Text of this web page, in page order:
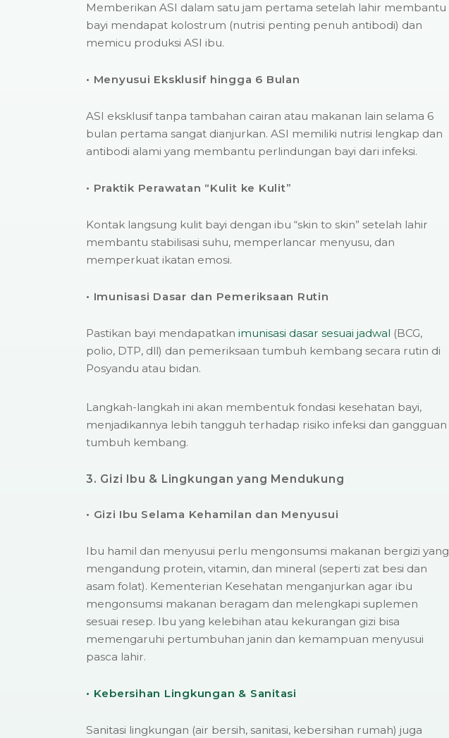
Memberikan ASI dalam satu jam pertama setelah lahir membantu
bayi mendapat kolostrum (nutrisi penting penuh antibodi) dan
memicu produksi ASI ibu.
• Menyusui Eksklusif hingga 6 Bulan
ASI eksklusif tanpa tambahan cairan atau makanan lain selama 6
bulan pertama sangat dianjurkan. ASI memiliki nutrisi lengkap dan
antibodi alami yang membantu perlindungan bayi dari infeksi.
• Praktik Perawatan “Kulit ke Kulit”
Kontak langsung kulit bayi dengan ibu “skin to skin” setelah lahir
membantu stabilisasi suhu, memperlancar menyusu, dan
memperkuat ikatan emosi.
• Imunisasi Dasar dan Pemeriksaan Rutin
Pastikan bayi mendapatkan imunisasi dasar sesuai jadwal (BCG,
polio, DTP, dll) dan pemeriksaan tumbuh kembang secara rutin di
Posyandu atau bidan.
Langkah-langkah ini akan membentuk fondasi kesehatan bayi,
menjadikannya lebih tangguh terhadap risiko infeksi dan gangguan
tumbuh kembang.
3. Gizi Ibu & Lingkungan yang Mendukung
• Gizi Ibu Selama Kehamilan dan Menyusui
Ibu hamil dan menyusui perlu mengonsumsi makanan bergizi yang
mengandung protein, vitamin, dan mineral (seperti zat besi dan
asam folat). Kementerian Kesehatan menganjurkan agar ibu
mengonsumsi makanan beragam dan melengkapi suplemen
sesuai resep. Ibu yang kelebihan atau kekurangan gizi bisa
memengaruhi pertumbuhan janin dan kemampuan menyusui
pasca lahir.
• Kebersihan Lingkungan & Sanitasi
Sanitasi lingkungan (air bersih, sanitasi, kebersihan rumah) juga